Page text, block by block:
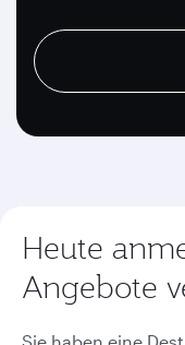
Heute
Angebote